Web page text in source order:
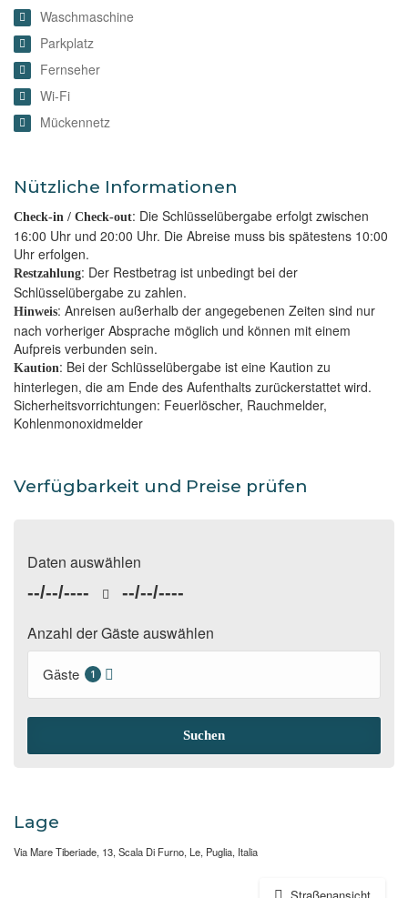
Waschmaschine
Parkplatz
Fernseher
Wi-Fi
Mückennetz
Nützliche Informationen
Check-in / Check-out: Die Schlüsselübergabe erfolgt zwischen
16:00 Uhr und 20:00 Uhr. Die Abreise muss bis spätestens 10:00
Uhr erfolgen.
Restzahlung: Der Restbetrag ist unbedingt bei der
Schlüsselübergabe zu zahlen.
Hinweis: Anreisen außerhalb der angegebenen Zeiten sind nur
nach vorheriger Absprache möglich und können mit einem
Aufpreis verbunden sein.
Kaution: Bei der Schlüsselübergabe ist eine Kaution zu
hinterlegen, die am Ende des Aufenthalts zurückerstattet wird.
Sicherheitsvorrichtungen: Feuerlöscher, Rauchmelder,
Kohlenmonoxidmelder
Verfügbarkeit und Preise prüfen
Daten auswählen
--/--/---- --/--/----
Anzahl der Gäste auswählen
Gäste 1
Suchen
Lage
Via Mare Tiberiade, 13, Scala Di Furno, Le, Puglia, Italia